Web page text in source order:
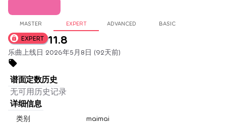
MASTER EXPERT ADVANCED BASIC
EXPERT 11.8
乐曲上线日 2026年5月8日 (92天前)
谱面定数历史
无可用历史记录
详细信息
类别 maimai